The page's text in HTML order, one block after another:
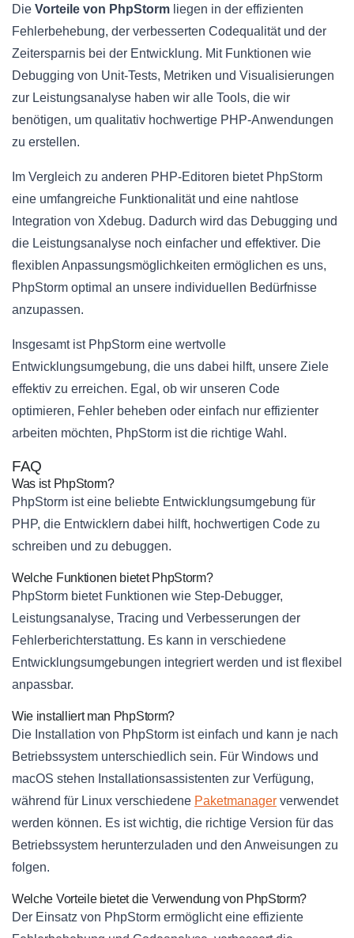
Die Vorteile von PhpStorm liegen in der effizienten
Fehlerbehebung, der verbesserten Codequalität und der
Zeitersparnis bei der Entwicklung. Mit Funktionen wie
Debugging von Unit-Tests, Metriken und Visualisierungen
zur Leistungsanalyse haben wir alle Tools, die wir
benötigen, um qualitativ hochwertige PHP-Anwendungen
zu erstellen.
Im Vergleich zu anderen PHP-Editoren bietet PhpStorm
eine umfangreiche Funktionalität und eine nahtlose
Integration von Xdebug. Dadurch wird das Debugging und
die Leistungsanalyse noch einfacher und effektiver. Die
flexiblen Anpassungsmöglichkeiten ermöglichen es uns,
PhpStorm optimal an unsere individuellen Bedürfnisse
anzupassen.
Insgesamt ist PhpStorm eine wertvolle
Entwicklungsumgebung, die uns dabei hilft, unsere Ziele
effektiv zu erreichen. Egal, ob wir unseren Code
optimieren, Fehler beheben oder einfach nur effizienter
arbeiten möchten, PhpStorm ist die richtige Wahl.
FAQ
Was ist PhpStorm?
PhpStorm ist eine beliebte Entwicklungsumgebung für
PHP, die Entwicklern dabei hilft, hochwertigen Code zu
schreiben und zu debuggen.
Welche Funktionen bietet PhpStorm?
PhpStorm bietet Funktionen wie Step-Debugger,
Leistungsanalyse, Tracing und Verbesserungen der
Fehlerberichterstattung. Es kann in verschiedene
Entwicklungsumgebungen integriert werden und ist flexibel
anpassbar.
Wie installiert man PhpStorm?
Die Installation von PhpStorm ist einfach und kann je nach
Betriebssystem unterschiedlich sein. Für Windows und
macOS stehen Installationsassistenten zur Verfügung,
während für Linux verschiedene Paketmanager verwendet
werden können. Es ist wichtig, die richtige Version für das
Betriebssystem herunterzuladen und den Anweisungen zu
folgen.
Welche Vorteile bietet die Verwendung von PhpStorm?
Der Einsatz von PhpStorm ermöglicht eine effiziente